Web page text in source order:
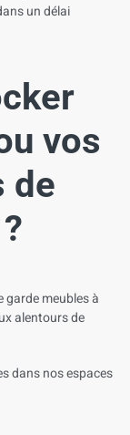
un délai
vos
de
gardemeublesà
alentoursde
dansnosespaces